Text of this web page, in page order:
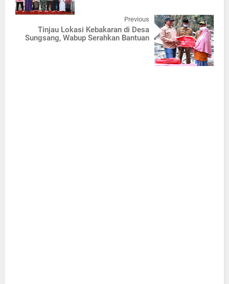
Previous
Tinjau Lokasi Kebakaran di Desa
Sungsang, Wabup Serahkan Bantuan